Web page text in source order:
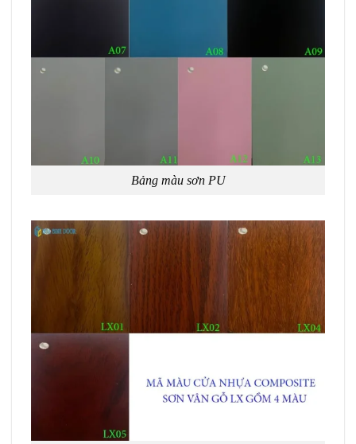
Bảng màu sơn PU